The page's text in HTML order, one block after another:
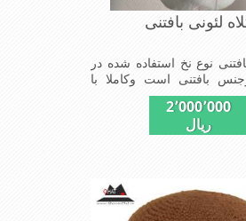
لئونی بافتنی
نوع نخ استفاده شده در
بافتنی است وکاملا با
بافته شده مدل کلاهی که
می پسندند شیک و مناسب
پوش جنس عالی ,دوخت
2٬000٬000
ریال